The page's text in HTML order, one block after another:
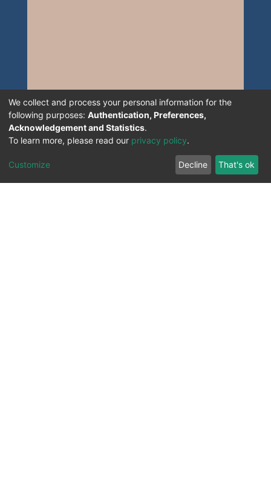
We collect and process your personal information for the
following purposes: Authentication, Preferences,
Acknowledgement and Statistics.
To learn more, please read our privacy policy.
Customize Decline That's ok